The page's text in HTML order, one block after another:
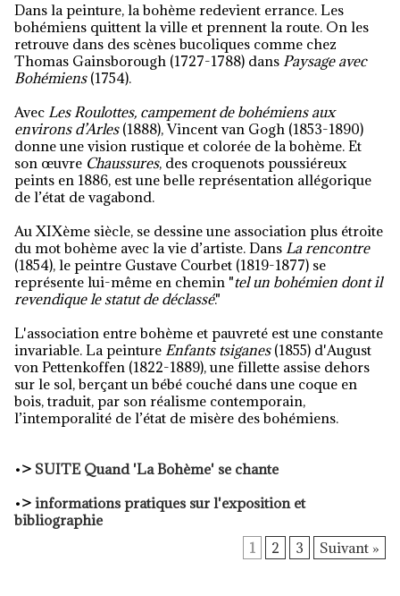
Dans la peinture, la bohème redevient errance. Les
bohémiens quittent la ville et prennent la route. On les
retrouve dans des scènes bucoliques comme chez
Thomas Gainsborough (1727-1788) dans Paysage avec
Bohémiens(1754).
Avec Les Roulottes, campement de bohémiens aux
environs d’Arles(1888), Vincent van Gogh (1853-1890)
donne une vision rustique et colorée de la bohème. Et
son œuvre Chaussures, des croquenots poussiéreux
peints en 1886, est une belle représentation allégorique
de l’état de vagabond.
Au XIXème siècle, se dessine une association plus étroite
du mot bohème avec la vie d’artiste. Dans La rencontre
(1854), le peintre Gustave Courbet (1819-1877) se
représente lui-même en chemin "tel un bohémien dont il
revendique le statut de déclassé."
L'association entre bohème et pauvreté est une constante
invariable. La peinture Enfants tsiganes(1855) d'August
von Pettenkoffen (1822-1889), une fillette assise dehors
sur le sol, berçant un bébé couché dans une coque en
bois, traduit, par son réalisme contemporain,
l’intemporalité de l’état de misère des bohémiens.
•> SUITE Quand 'La Bohème' se chante
•> informations pratiques sur l'exposition et
bibliographie
1
2 3 Suivant »